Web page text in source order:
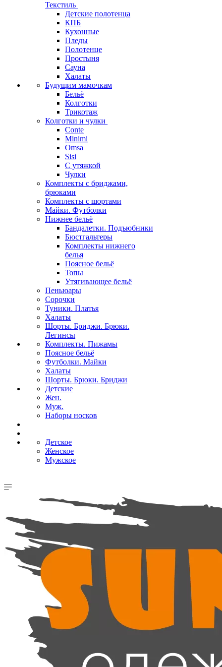
Текстиль
Детские полотенца
КПБ
Кухонные
Пледы
Полотенце
Простыня
Сауна
Халаты
Будущим мамочкам
Бельё
Колготки
Трикотаж
Колготки и чулки
Conte
Minimi
Omsa
Sisi
С утяжкой
Чулки
Комплекты с бриджами,
брюками
Комплекты с шортами
Майки. Футболки
Нижнее бельё
Бандалетки. Подъюбники
Бюстгальтеры
Комплекты нижнего
белья
Поясное бельё
Топы
Утягивающее бельё
Пеньюары
Сорочки
Туники. Платья
Халаты
Шорты. Бриджи. Брюки.
Легинсы
Комплекты. Пижамы
Поясное бельё
Футболки. Майки
Халаты
Шорты. Брюки. Бриджи
Детские
Жен.
Муж.
Наборы носков
Детское
Женское
Мужское